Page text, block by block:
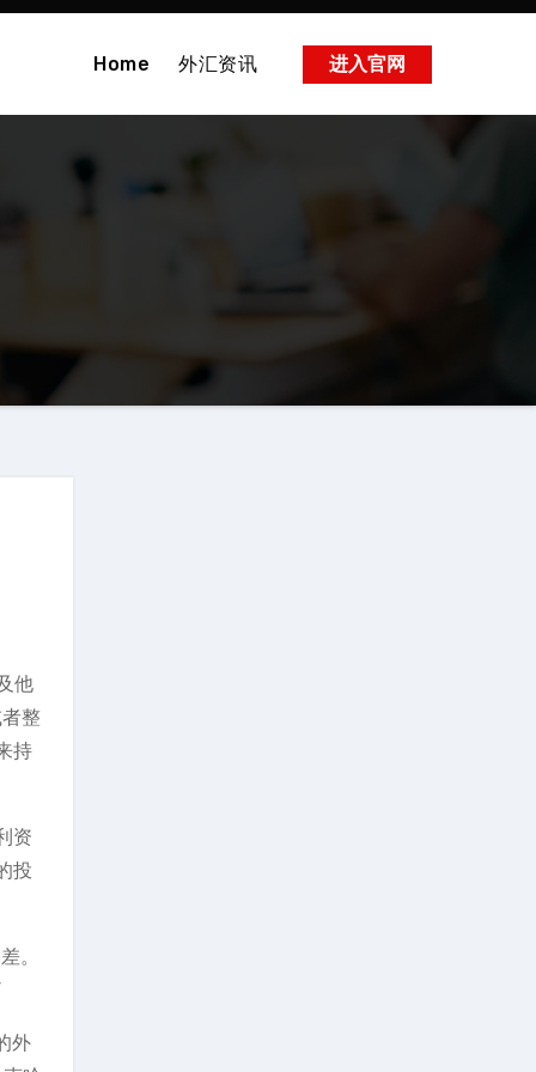
Home 外汇资讯 进入官网
他
整
持
资
投
。
外